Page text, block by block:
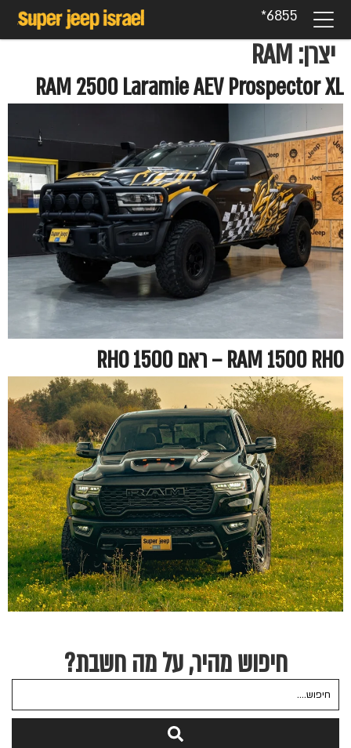
6855*
יצרן:RAM
RAM 2500 Laramie AEV Prospector XL
RAM 1500 RHO – ראם 1500 RHO
חיפוש מהיר, על מה חשבת?